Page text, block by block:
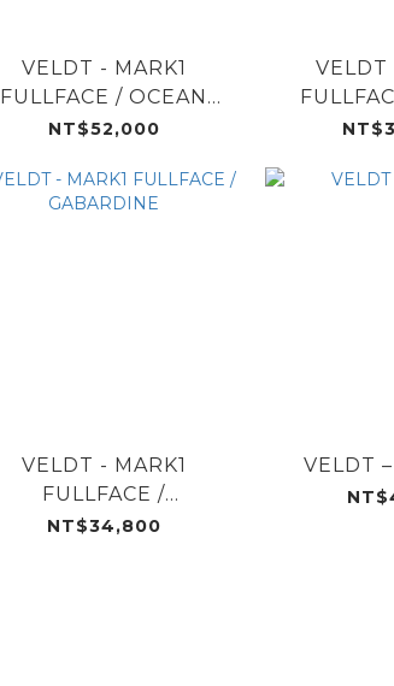
VELDT - MARK1
FULLFACE / OCEAN
BLUE
NT$52,000
VELDT
VELDT - MARK1
FULLFACE /
GABARDINE
NT$34,800
VELDT